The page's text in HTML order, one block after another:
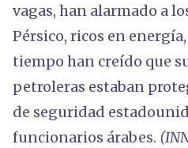
vagas, han alarmado a
Pérsico, ricos en
tiempo han creído que
petroleras estaban
de seguridad
funcionarios árabes.